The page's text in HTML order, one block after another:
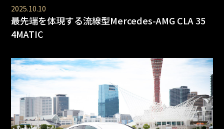
2025.10.10
最先端を体現する流線型Mercedes-AMG CLA 35
4MATIC